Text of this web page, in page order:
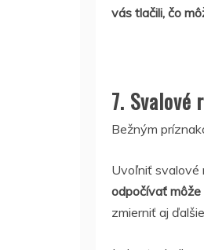
vás tlačili, čo
7. Svalové
Bežným
Uvoľniť svalové
odpočívať
zmierniť aj